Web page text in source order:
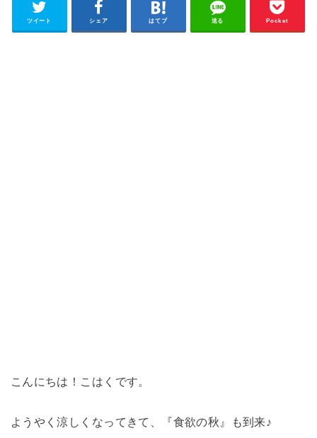
ツイート シェア はてブ 送る Pocket
こんにちは！こはくです。
ようやく涼しくなってきて、『食欲の秋』も到来♪